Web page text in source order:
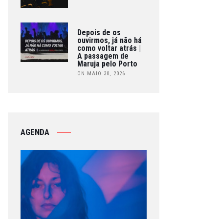
Depois de os
ouvirmos, já não há
como voltar atrás |
A passagem de
Maruja pelo Porto
ON MAIO 30, 2026
AGENDA